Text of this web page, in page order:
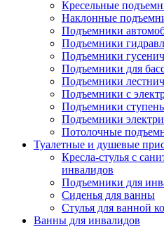
Кресельные
Наклонные
Подъемники
Подъемники
Подъемники
Подъемники для
Подъемники
Подъемники с
Подъемники
Подъемники
Потолочные
Туалетные и душевые
Кресла-стулья с
инвалидов
Подъемники для
Сиденья для ванны
Стулья для ванной
Ванны для инвалидов